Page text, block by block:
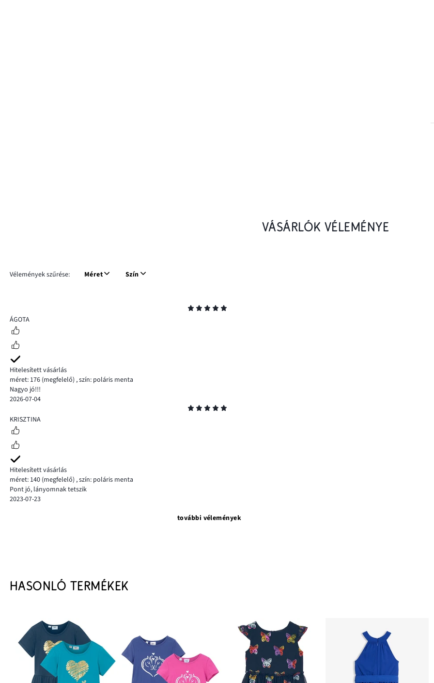
VÁSÁRLÓK VÉLEMÉNYE
Vélemények szűrése: Méret Szín
5
ÁGOTA
Hitelesített vásárlás
méret: 176 (megfelelő) ,szín: poláris menta
Nagyo jó!!!
2026-07-04
5
KRISZTINA
Hitelesített vásárlás
méret: 140 (megfelelő) ,szín: poláris menta
Pont jó, lányomnak tetszik
2023-07-23
további vélemények
HASONLÓ TERMÉKEK